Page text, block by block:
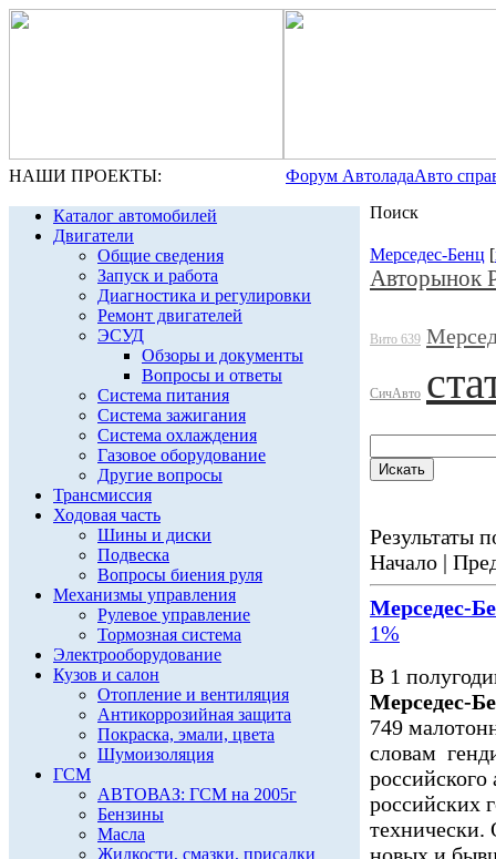
НАШИ ПРОЕКТЫ: Форум АвтоладаАвто
Каталог автомобилей
Двигатели
Общие сведения
Запуск и работа
Диагностика и регулировки
Ремонт двигателей
ЭСУД
Обзоры и документы
Вопросы и ответы
Система питания
Система зажигания
Система охлаждения
Газовое оборудование
Другие вопросы
Трансмиссия
Ходовая часть
Шины и диски
Подвеска
Вопросы биения руля
Механизмы управления
Рулевое управление
Тормозная система
Электрооборудование
Кузов и салон
Отопление и вентиляция
Антикоррозийная защита
Покраска, эмали, цвета
Шумоизоляция
ГСМ
АВТОВАЗ: ГСМ на 2005г
Бензины
Масла
Жидкости, смазки, присадки
Поиск
Мерседес-Бенц [
Авторынок
Вито 639
СичАвто
Результаты
Начало |
Мерседес-
1%
В 1
Мерседес-
749
словам
российского
российских
технически.